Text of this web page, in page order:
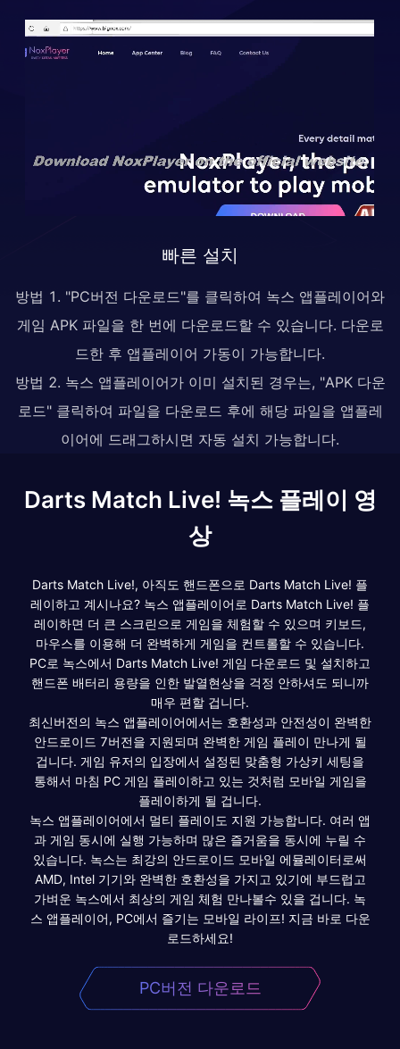
빠른 설치
방법 1. "PC버전 다운로드"를 클릭하여 녹스 앱플레이어와
게임 APK 파일을 한 번에 다운로드할 수 있습니다. 다운로
드한 후 앱플레이어 가동이 가능합니다.
방법 2. 녹스 앱플레이어가 이미 설치된 경우는, "APK 다운
로드" 클릭하여 파일을 다운로드 후에 해당 파일을 앱플레
이어에 드래그하시면 자동 설치 가능합니다.
Darts Match Live! 녹스 플레이 영
상
Darts Match Live!, 아직도 핸드폰으로 Darts Match Live! 플
레이하고 계시나요? 녹스 앱플레이어로 Darts Match Live! 플
레이하면 더 큰 스크린으로 게임을 체험할 수 있으며 키보드,
마우스를 이용해 더 완벽하게 게임을 컨트롤할 수 있습니다.
PC로 녹스에서 Darts Match Live! 게임 다운로드 및 설치하고
핸드폰 배터리 용량을 인한 발열현상을 걱정 안하셔도 되니까
매우 편할 겁니다.
최신버전의 녹스 앱플레이어에서는 호환성과 안전성이 완벽한
안드로이드 7버전을 지원되며 완벽한 게임 플레이 만나게 될
겁니다. 게임 유저의 입장에서 설정된 맞춤형 가상키 세팅을
통해서 마침 PC 게임 플레이하고 있는 것처럼 모바일 게임을
플레이하게 될 겁니다.
녹스 앱플레이어에서 멀티 플레이도 지원 가능합니다. 여러 앱
과 게임 동시에 실행 가능하며 많은 즐거움을 동시에 누릴 수
있습니다. 녹스는 최강의 안드로이드 모바일 에뮬레이터로써
AMD, Intel 기기와 완벽한 호환성을 가지고 있기에 부드럽고
가벼운 녹스에서 최상의 게임 체험 만나볼수 있을 겁니다. 녹
스 앱플레이어, PC에서 즐기는 모바일 라이프! 지금 바로 다운
로드하세요!
PC버전 다운로드